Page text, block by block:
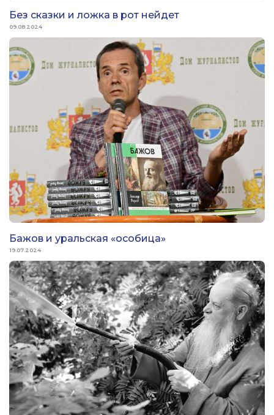
Без сказки и ложка в рот нейдет
09.08.2024
Бажов и уральская «особица»
19.07.2024